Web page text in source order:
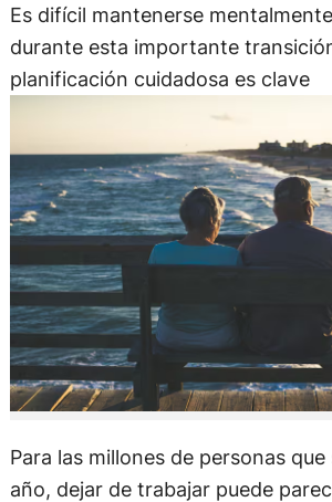
Es difícil mantenerse
durante esta importante
planificación cuidadosa es clave
Para las millones de personas
año, dejar de trabajar puede